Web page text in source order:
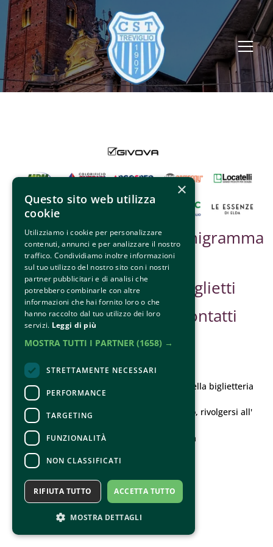
Partner &
Sponsor
Organigramma
Safe Guarding
Biglietti
Contatti
CONTATTI
Per informazioni e supporto all'acquisto della biglietteria
Per informazioni sul programma e l'evento, rivolgersi all'
Dichiarazione di accessibilità
×
Questo sito web utilizza
cookie
Utilizziamo i cookie per personalizzare
contenuti, annunci e per analizzare il nostro
traffico. Condividiamo inoltre informazioni
sul tuo utilizzo del nostro sito con i nostri
partner pubblicitari e di analisi che
potrebbero combinarle con altre
informazioni che hai fornito loro o che
hanno raccolto dal tuo utilizzo dei loro
servizi. Leggi di più
MOSTRA TUTTI I PARTNER (1658) →
STRETTAMENTE NECESSARI
PERFORMANCE
TARGETING
FUNZIONALITÀ
NON CLASSIFICATI
ACCETTA TUTTO
RIFIUTA TUTTO
MOSTRA DETTAGLI